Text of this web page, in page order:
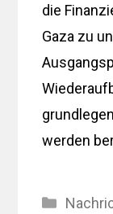
die
Gaza zu
werden